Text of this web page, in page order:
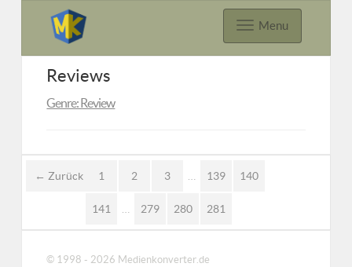
Menu
Reviews
Genre: Review
← Zurück 1 2 3 … 139 140
141 … 279 280 281
© 1998 - 2026 Medienkonverter.de